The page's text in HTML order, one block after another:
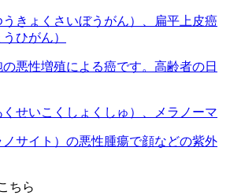
きょくさいぼうがん）、扁平上皮癌
ひがん）
悪性増殖による癌です。高齢者の日
せいこくしょくしゅ）、メラノーマ
サイト）の悪性腫瘍で顔などの紫外
ちら